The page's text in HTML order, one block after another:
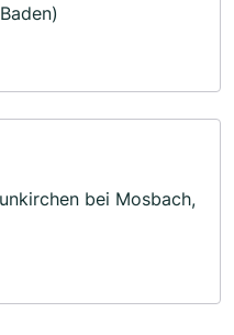
bei Mosbach,